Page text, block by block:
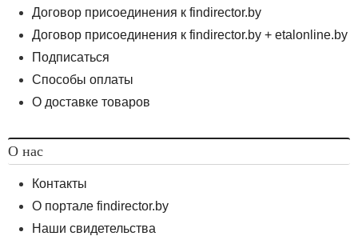
Договор присоединения к findirector.by
Договор присоединения к findirector.by + etalonline.by
Подписаться
Способы оплаты
О доставке товаров
О нас
Контакты
О портале findirector.by
Наши свидетельства